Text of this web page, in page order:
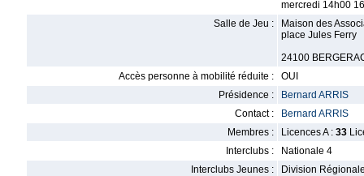
mercredi 14h00
Salle de Jeu :
Maison des
place Jules Ferry
24100
Accès personne à mobilité réduite :
OUI
Présidence :
Bernard ARRIS
Contact :
Bernard ARRIS
Membres :
Licences A : 33
Interclubs :
Nationale 4
Interclubs Jeunes :
Division